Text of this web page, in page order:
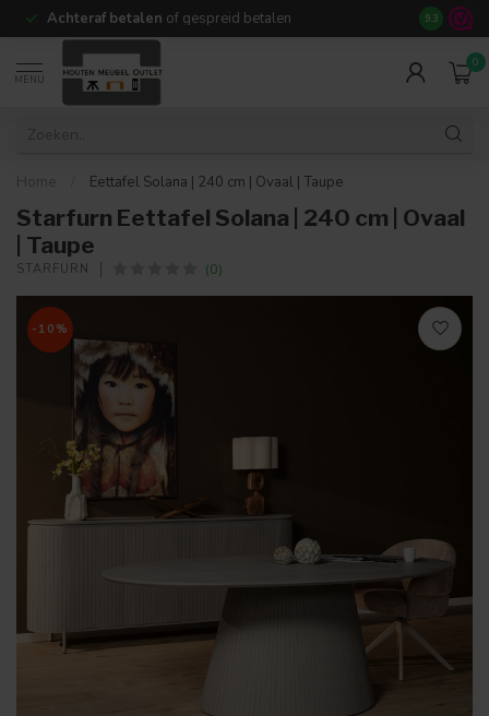
Achteraf betalen of gespreid betalen 14 dagen
9.3
MENU
0
Home Eettafel Solana | 240 cm | Ovaal | Taupe
Starfurn Eettafel Solana | 240 cm | Ovaal
| Taupe
STARFURN (0)
-10%